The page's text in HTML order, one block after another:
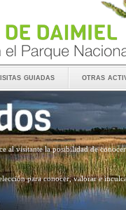
guiadas otras
al visitante la posibilidad de conocer
para conocer, valorar e